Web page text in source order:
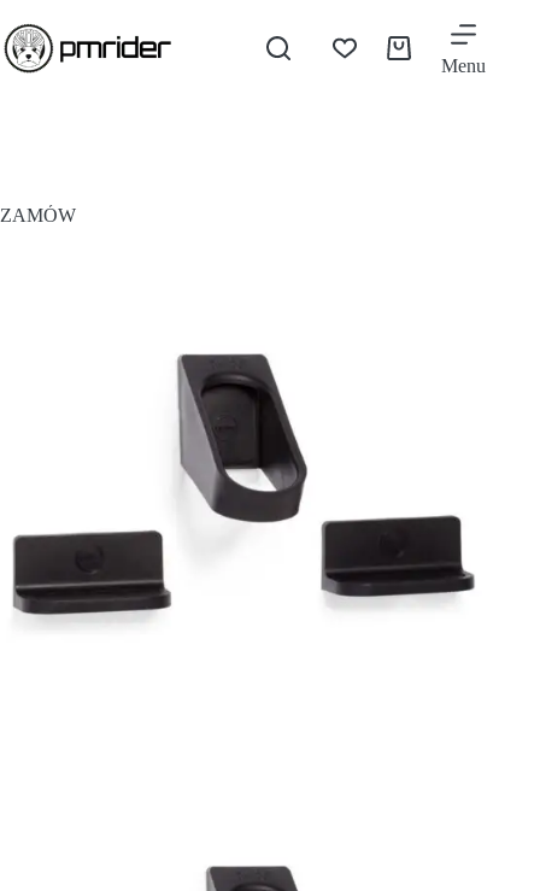
Menu
ZAMÓW